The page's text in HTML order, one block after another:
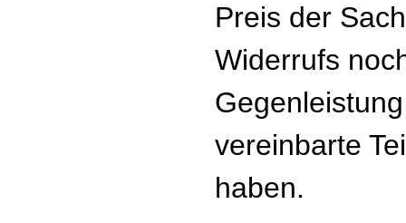
Preis der
Widerrufs
vereinbarte
haben.